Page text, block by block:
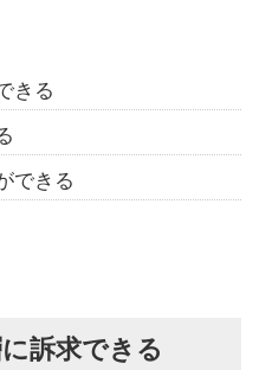
きる
できる
訴求できる